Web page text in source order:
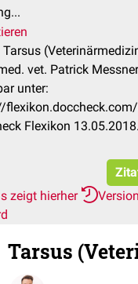
vet. Patrick Messner
unter:
Flexikon
zeigt hierher
Tarsus